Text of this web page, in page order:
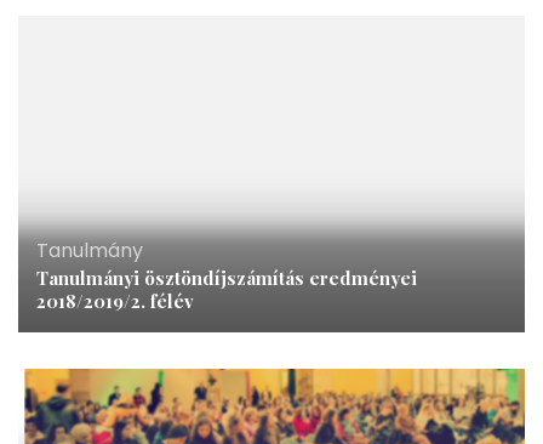
Tanulmány
Tanulmányi ösztöndíjszámítás eredményei
2018/2019/2. félév